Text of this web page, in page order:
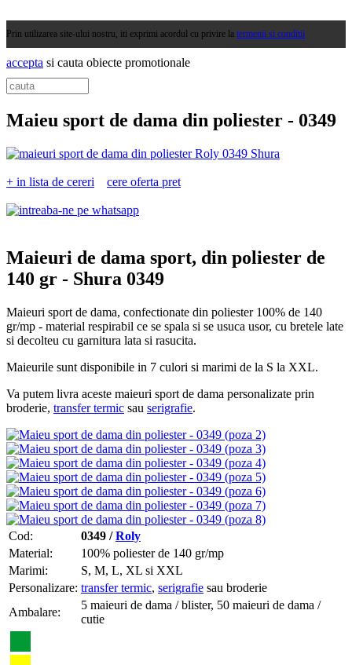
Prin utilizarea site-ului nostru, iti exprimi acordul cu privire la termenii si conditii
accepta si cauta obiecte promotionale
Maieu sport de dama din poliester - 0349
+ in lista de cereri cere oferta pret
Maieuri de dama sport, din poliester de
140 gr - Shura 0349
Maieuri sport de dama, confectionate din poliester 100% de 140
gr/mp - material respirabil ce se spala si se usuca usor, cu bretele late
si decolteu cu garnitura lata si rasucita.
Maieurile sunt disponibile in 7 culori si marimi de la S la XXL.
Va putem livra aceste maieuri sport de dama personalizate prin
broderie, transfer termic sau serigrafie.
Cod: 0349 /Roly
Material:
100% poliester de 140 gr/mp
Marimi:
S, M, L, XL si XXL
Personalizare: transfer termic, serigrafie sau broderie
Ambalare:
5 maieuri de dama / blister, 50 maieuri de dama /
cutie